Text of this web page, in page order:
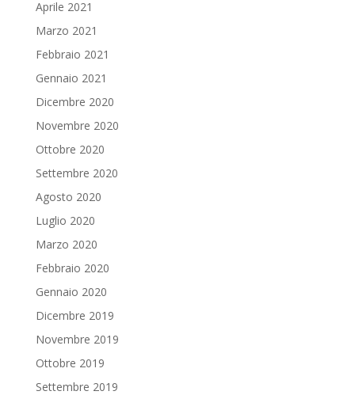
Aprile 2021
Marzo 2021
Febbraio 2021
Gennaio 2021
Dicembre 2020
Novembre 2020
Ottobre 2020
Settembre 2020
Agosto 2020
Luglio 2020
Marzo 2020
Febbraio 2020
Gennaio 2020
Dicembre 2019
Novembre 2019
Ottobre 2019
Settembre 2019